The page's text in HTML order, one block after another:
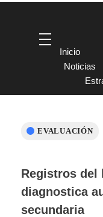
Inicio
Noticias
Registros del
diagnostica
secundaria
EVALUACIÓN